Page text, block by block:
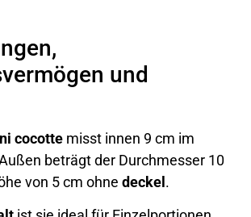
und
cocotte misst innen 9 cm im
beträgt der Durchmesser 10
von 5 cm ohne deckel .